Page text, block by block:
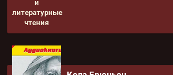
и
литературные
чтения